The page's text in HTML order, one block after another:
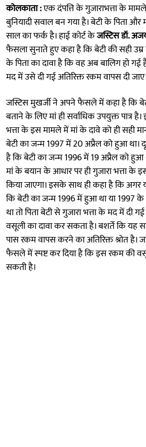
कोलकाता :एक दंपत्ति के गुजाराभत्ता के
बुनियादी सवाल बन गया है। बेटी के पिता
साल का फर्क है। हाई कोर्ट केजस्टिस डॉ.
फैसला सुनाते हुए कहा है कि बेटी की सही उम्र
के पिता का दावा है कि वह अब बालिग हो गई
मद में उसे दी गई अतिरिक्त रकम वापस दी
जस्टिस मुखर्जी ने अपने फैसले में कहा है कि
बताने के लिए मां ही सर्वाधिक उपयुक्त पात्र
भत्ता के इस मामले में मां के दावे को ही सही
बेटी का जन्म 1997 में 20 अप्रैल को हुआ था।
है कि बेटी का जन्म 1996 में 19 अप्रैल को हुआ
मां के बयान के आधार पर ही गुजारा भत्ता के
किया जाएगा। इसके साथ ही कहा है कि अगर
कि बेटी का जन्म 1996 में हुआ था या 1997
था तो पिता बेटी से गुजारा भत्ता के मद में दी
वसूली का दावा कर सकता है। बशर्ते कि यह
पास रकम वापस करने का अतिरिक्त श्रोत है।
फैसले में स्पष्ट कर दिया है कि इस रकम की
सकती है।